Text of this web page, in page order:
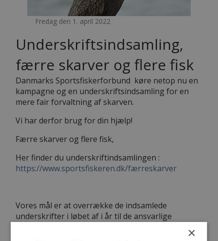
Fredag den 1. april 2022
Underskriftsindsamling,
færre skarver og flere fisk
Danmarks Sportsfiskerforbund køre netop nu en
kampagne og en underskriftsindsamling for en
mere fair forvaltning af skarven.
Vi har derfor brug for din hjælp!
Færre skarver og flere fisk,
Her finder du underskriftindsamlingen :
https://www.sportsfiskeren.dk/færreskarver
Vores mål er at overrække de indsamlede
underskrifter i løbet af i år til de ansvarlige
×